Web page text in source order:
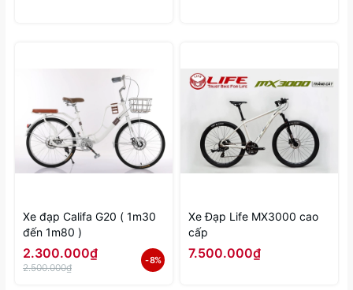
Xe đạp Califa G20 ( 1m30
đến 1m80 )
2.300.000₫
2.500.000₫
- 8%
Xe Đạp Life MX3000 cao
cấp
7.500.000₫